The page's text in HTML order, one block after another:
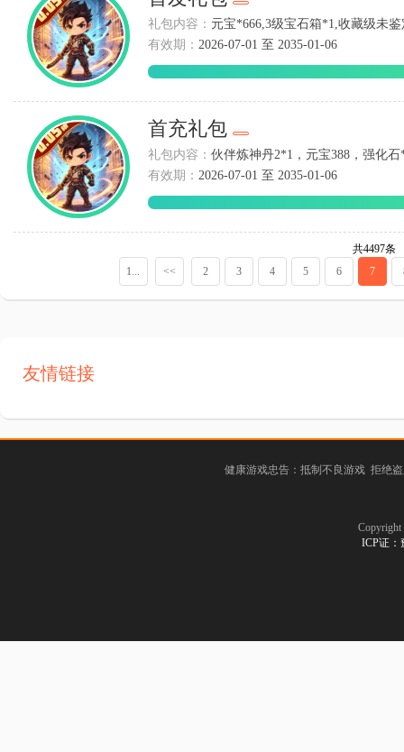
礼包内容： 元宝*666,3级宝石箱*1,收藏级未
有效期： 2026-07-01 至 2035-01-06
首充礼包
礼包内容： 伙伴炼神丹2*1，元宝388，强化石
有效期： 2026-07-01 至 2035-01-06
共4497条
1...
<< 2 3 4 5 6 7
友情链接
健康游戏忠告：抵制不良游戏 拒绝
ICP证：